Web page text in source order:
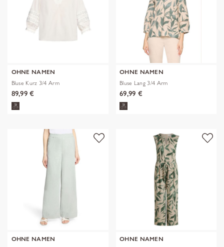
OHNE NAMEN
Bluse Kurz 3/4 Arm
89,99 €
OHNE NAMEN
Bluse Lang 3/4 Arm
69,99 €
OHNE NAMEN
OHNE NAMEN